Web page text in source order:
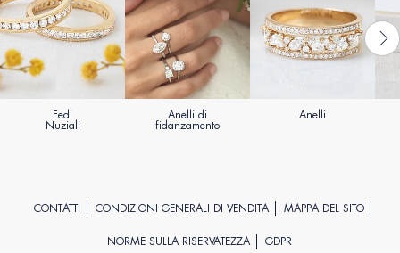
Fedi
Nuziali
Anelli di
fidanzamento
Anelli
CONTATTI CONDIZIONI GENERALI DI VENDITA MAPPA DEL SITO
NORME SULLA RISERVATEZZA GDPR